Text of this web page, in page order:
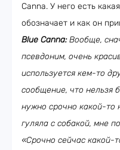
Canna. У него есть
обозначает и как он
Blue Canna: Вообще,
псевдоним, очень
используется кем-то
сообщение, что нельзя
нужно срочно какой-то
гуляла с собакой, мне
«Срочно сейчас какой-